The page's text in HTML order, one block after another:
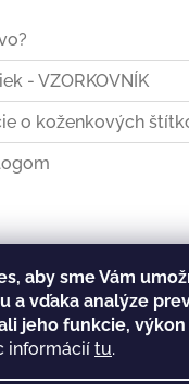
aby sme Vám
a vďaka analýze
jeho funkcie, výkon
informácií tu.
- VZORKOVNÍK
o koženkových
Stitkovo.sk